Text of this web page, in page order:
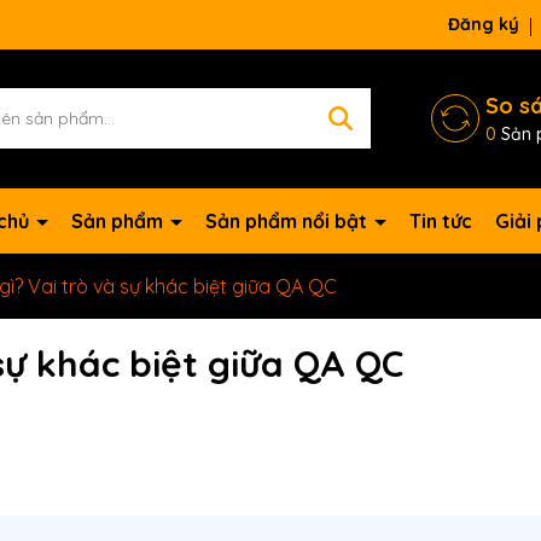
Đăng ký
So
0 Sản
Sản phẩm Sản phẩm nổi bật Tin tức Giải
Vai trò và sự khác biệt giữa QA QC
khác biệt giữa QA QC